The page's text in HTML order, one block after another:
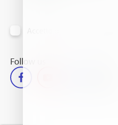
Follow us